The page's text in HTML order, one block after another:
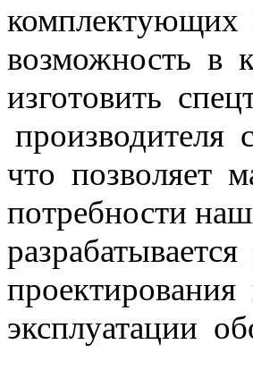
возможность в
изготовить
производителя
что позволяет
потребности
эксплуатации